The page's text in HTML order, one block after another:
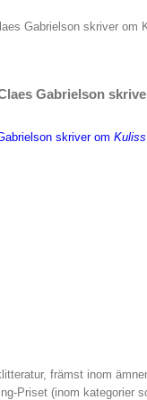
Gabrielson skriver om
Gabrielson
skriver om Kuliss
främst inom
Priset (inom kategorier